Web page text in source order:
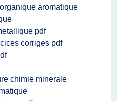
aromatique
pdf
corriges pdf
chimie minerale